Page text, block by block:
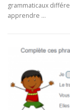
grammaticaux
apprendre …